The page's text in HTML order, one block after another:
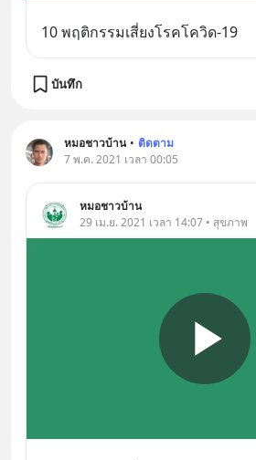
10 พฤติกรรมเสี่ยงโรคโควิด-19
บันทึก
หมอชาวบ้าน • ติดตาม
7 พ.ค. 2021 เวลา 00:05
หมอชาวบ้าน
29 เม.ย. 2021 เวลา 14:07 • สุขภาพ